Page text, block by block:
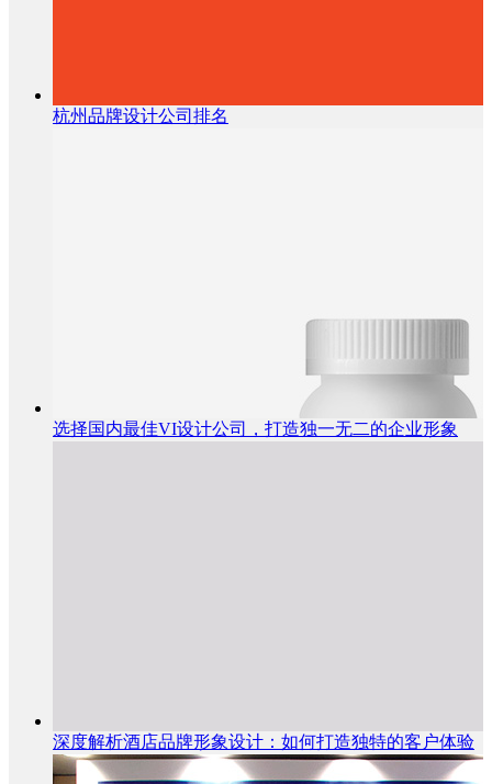
杭州品牌设计公司排名
选择国内最佳VI设计公司，打造独一无二的企业形象
深度解析酒店品牌形象设计：如何打造独特的客户体验